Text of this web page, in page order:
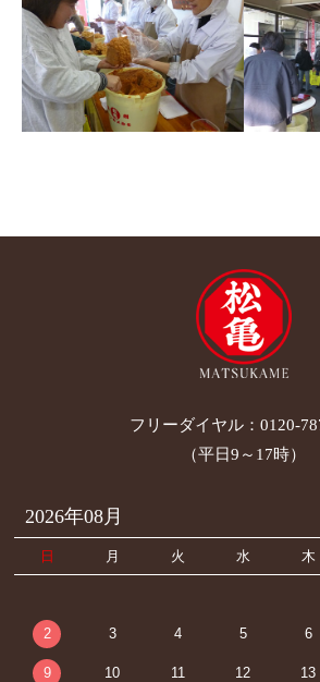
フリーダイヤル： 0120-
（平日9～17時）
2026年08月
日 月 火 水 木
2 3 4 5 6
9 10 11 12 13